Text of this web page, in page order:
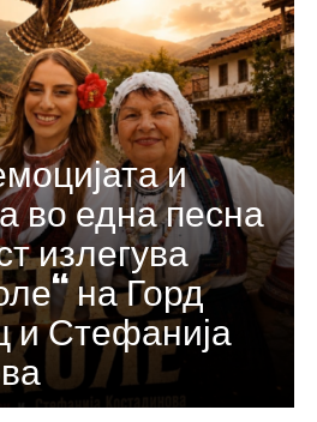
и
во една песна
излегува
на Горд
и Стефанија